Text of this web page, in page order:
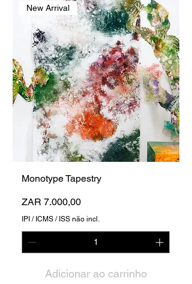
New Arrival
Monotype Tapestry
Preço
ZAR 7.000,00
IPI / ICMS / ISS não incl.
Adicionar ao carrinho